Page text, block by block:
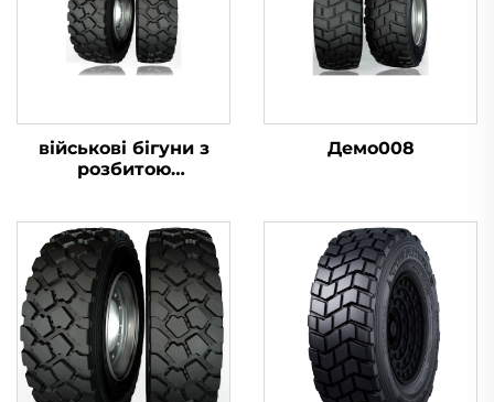
військові бігуни з
розбитою
Демо008